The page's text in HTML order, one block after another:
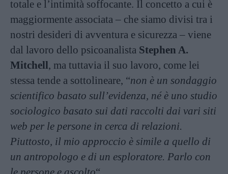
totale e l’intimità soffocante. Il concetto a cui è
maggiormente associata – che siamo divisi tra i
nostri desideri di avventura e sicurezza – viene
dal lavoro dello psicoanalista Stephen A.
Mitchell, ma tuttavia il suo lavoro, come lei
stessa tende a sottolineare, “non è un sondaggio
scientifico basato sull’evidenza, né è uno studio
sociologico basato sui dati raccolti dai vari siti
web per le persone in cerca di relazioni.
Piuttosto, il mio approccio è simile a quello di
un antropologo e di un esploratore. Parlo con